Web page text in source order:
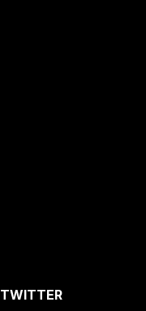
TWITTER